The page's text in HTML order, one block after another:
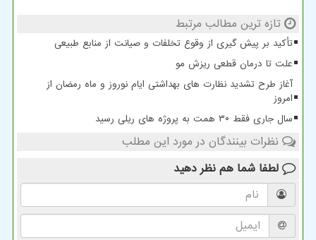
تازه ترین مطالب مرتبط
تأکید بر پیش گیری از وقوع تخلفات و صیانت از منابع طبیعی
علت تا درمان قطعی ریزش مو
آغاز طرح تشدید نظارت های بهداشتی ایام نوروز و ماه رمضان از
امروز
سال جاری فقط ۳۰ همت به پروژه های ریلی رسید
نظرات بینندگان در مورد این مطلب
لطفا شما هم نظر دهید